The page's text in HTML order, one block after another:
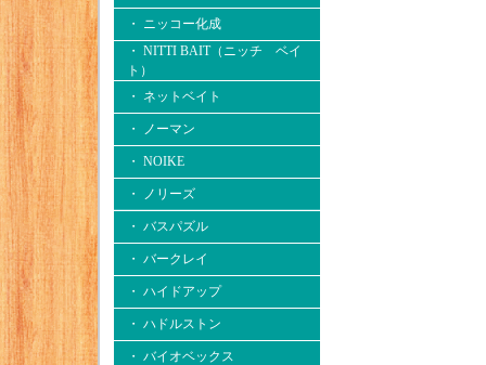
・ ニッコー化成
・ NITTI BAIT（ニッチ ベイ
ト）
・ ネットベイト
・ ノーマン
・ NOIKE
・ ノリーズ
・ バスパズル
・ バークレイ
・ ハイドアップ
・ ハドルストン
・ バイオベックス